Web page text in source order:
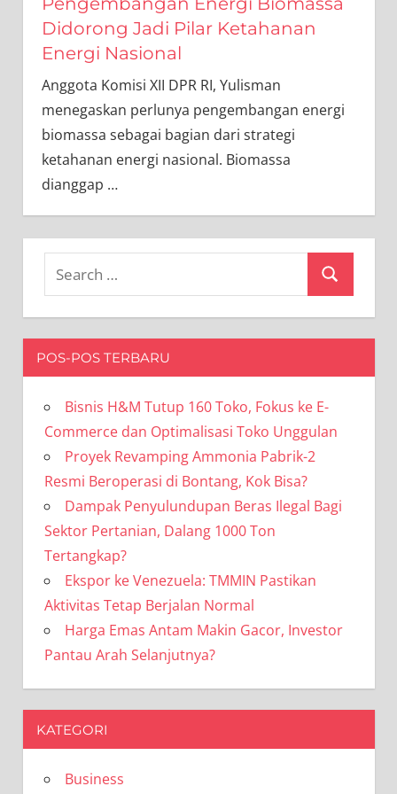
Didorong Jadi Pilar Ketahanan
Energi Nasional
Anggota Komisi XII DPR RI, Yulisman
menegaskan perlunya pengembangan energi
biomassa sebagai bagian dari strategi
ketahanan energi nasional. Biomassa
dianggap …
Search
POS-POS TERBARU
Bisnis H&M Tutup 160 Toko, Fokus ke E-
Commerce dan Optimalisasi Toko Unggulan
Proyek Revamping Ammonia Pabrik-2
Resmi Beroperasi di Bontang, Kok Bisa?
Dampak Penyulundupan Beras Ilegal Bagi
Sektor Pertanian, Dalang 1000 Ton
Tertangkap?
Ekspor ke Venezuela: TMMIN Pastikan
Aktivitas Tetap Berjalan Normal
Harga Emas Antam Makin Gacor, Investor
Pantau Arah Selanjutnya?
KATEGORI
Business